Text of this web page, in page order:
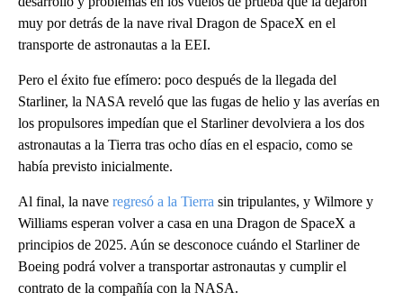
muy por detrás de la nave rival Dragon de SpaceX en el
transporte de astronautas a la EEI.
Pero el éxito fue efímero: poco después de la llegada del
Starliner, la NASA reveló que las fugas de helio y las averías en
los propulsores impedían que el Starliner devolviera a los dos
astronautas a la Tierra tras ocho días en el espacio, como se
había previsto inicialmente.
Al final, la nave regresó a la Tierra sin tripulantes, y Wilmore y
Williams esperan volver a casa en una Dragon de SpaceX a
principios de 2025. Aún se desconoce cuándo el Starliner de
Boeing podrá volver a transportar astronautas y cumplir el
contrato de la compañía con la NASA.